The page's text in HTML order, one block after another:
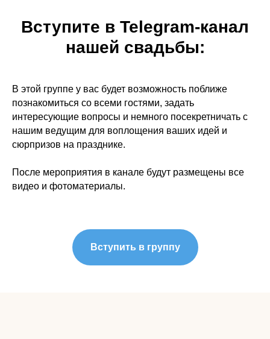
Вступите в Telegram-канал
нашей свадьбы:
В этой группе у вас будет возможность поближе
познакомиться со всеми гостями, задать
интересующие вопросы и немного посекретничать с
нашим ведущим для воплощения ваших идей и
сюрпризов на празднике.
После мероприятия в канале будут размещены все
видео и фотоматериалы.
Вступить в группу